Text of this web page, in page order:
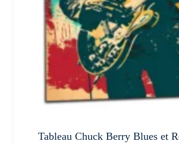
sur
la
page
produit
Tableau Chuck Berry Blues et